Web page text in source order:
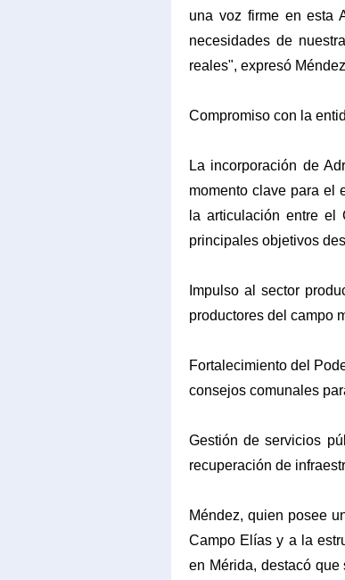
una voz firme en esta
necesidades de
reales", expresó
​Compromiso con la
​La incorporación de
momento clave para el
la articulación entre el
principales objetivos
​Impulso al sector
productores del campo
​Fortalecimiento del
consejos comunales
​Gestión de servicios
recuperación de
​Méndez, quien posee
Campo Elías y a la
en Mérida, destacó